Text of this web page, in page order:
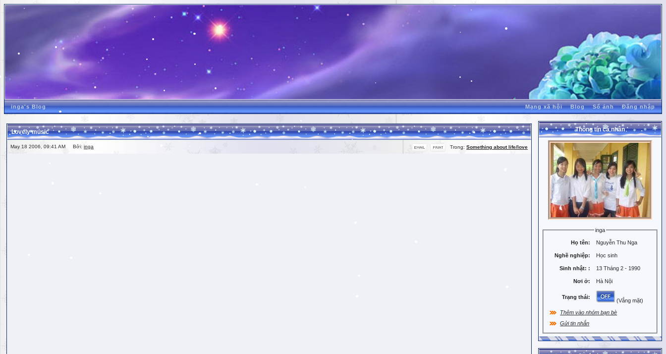
inga's Blog Mạng xã hội Blog Sổ ảnh Đăng nhập
Lovely music
Trong: Something about life/love
May 18 2006, 09:41 AM Bởi: inga
Thông tin cá nhân
inga
Họ tên: Nguyễn Thu Nga
Nghề nghiệp: Học sinh
Sinh nhật: : 13 Tháng 2 - 1990
Nơi ở: Hà Nội
Trạng thái:
(Vắng mặt)
Thêm vào nhóm bạn bè
Gửi tin nhắn